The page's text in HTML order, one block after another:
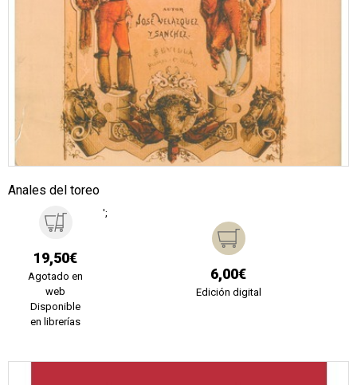
Anales del toreo
19,50€
Agotado en
web
Disponible
en librerías
';
6,00€
Edición digital